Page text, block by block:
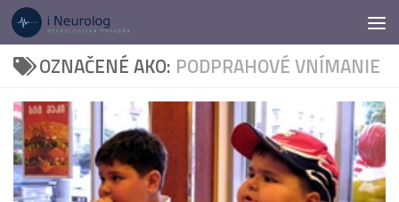
Preskočiť na obsah
OZNAČENÉ AKO: PODPRAHOVÉ VNÍMANIE